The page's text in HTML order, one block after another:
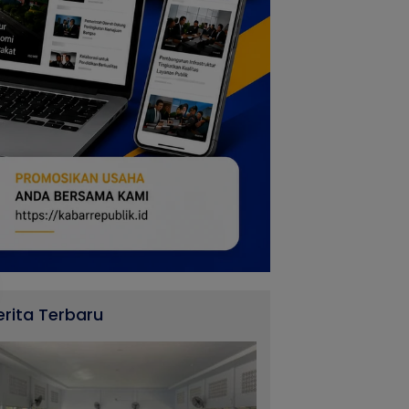
Terbaru